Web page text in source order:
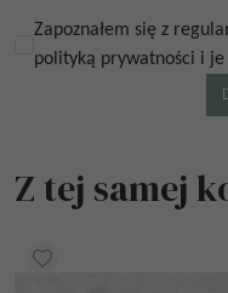
Zapoznałem się z
polityką prywatności i je
Z tej samej